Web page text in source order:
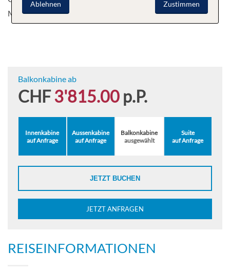
MassachusettsMehr
Balkonkabine ab
CHF3'815.00 p.P.
Innenkabine
auf Anfrage
Aussenkabine
auf Anfrage
Balkonkabine
ausgewählt
Suite
auf Anfrage
JETZT BUCHEN
JETZT ANFRAGEN
REISEINFORMATIONEN
Zustimmen
Ablehnen